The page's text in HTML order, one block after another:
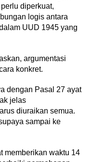
diperkuat,
logis antara
UUD 1945 yang
argumentasi
konkret.
dengan Pasal 27 ayat
jelas
diuraikan semua.
sampai ke
memberikan waktu 14